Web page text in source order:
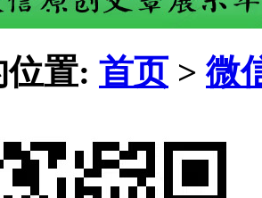
置: 首页 >微